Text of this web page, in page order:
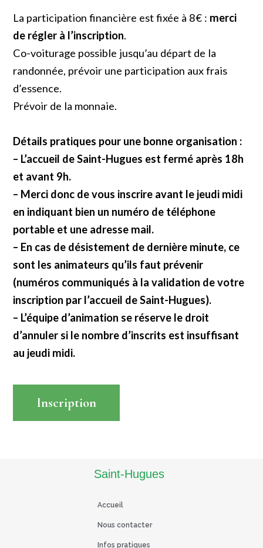
La participation financière est fixée à 8€ : merci
de régler à l’inscription.
Co-voiturage possible jusqu’au départ de la
randonnée, prévoir une participation aux frais
d’essence.
Prévoir de la monnaie.
Détails pratiques pour une bonne organisation :
– L’accueil de Saint-Hugues est fermé après 18h
et avant 9h.
– Merci donc de vous inscrire avant le jeudi midi
en indiquant bien un numéro de téléphone
portable et une adresse mail.
– En cas de désistement de dernière minute, ce
sont les animateurs qu’ils faut prévenir
(numéros communiqués à la validation de votre
inscription par l’accueil de Saint-Hugues).
– L’équipe d’animation se réserve le droit
d’annuler si le nombre d’inscrits est insuffisant
au jeudi midi.
Inscription
Saint-Hugues
Accueil
Nous contacter
Infos pratiques